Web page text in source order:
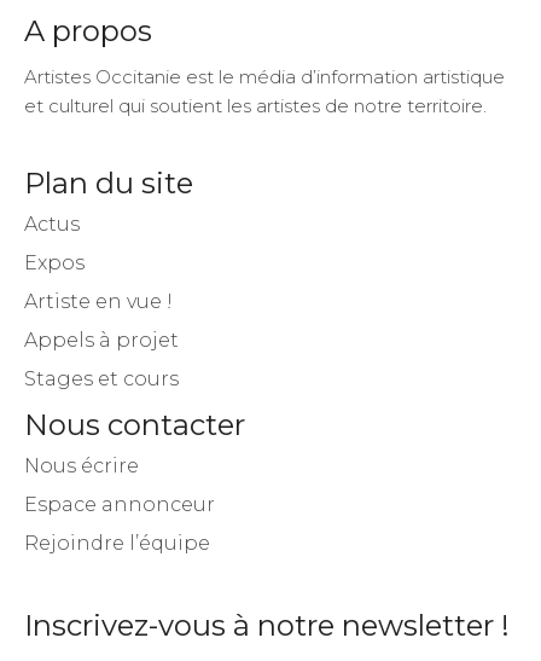
A propos
Artistes Occitanie est le média d’information artistique
et culturel qui soutient les artistes de notre territoire.
Plan du site
Actus
Expos
Artiste en vue !
Appels à projet
Stages et cours
Nous contacter
Nous écrire
Espace annonceur
Rejoindre l’équipe
Inscrivez-vous à notre newsletter !